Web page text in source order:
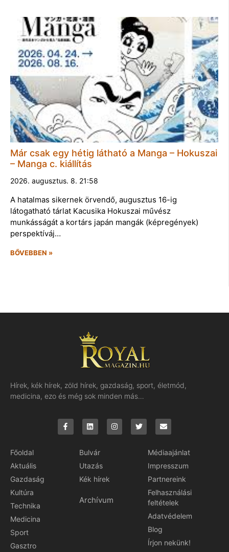
Már csak egy hétig látható a Manga – Hokuszai
– Manga c. kiállítás
2026. augusztus. 8. 21:58
A hatalmas sikernek örvendő, augusztus 16-ig
látogatható tárlat Kacusika Hokuszai művész
munkásságát a kortárs japán mangák (képregények)
perspektíváj…
BŐVEBBEN »
Hírek, kék hírek, zöld hírek, gazdaság, sport, életmód,
medicina, ezo és még sok minden más…
Főoldal
Aktuális
Gazdaság
Kultúra
Technika
Medicina
Sport
Gasztro
Bulvár
Utazás
Kék hírek
Archívum
Médiaajánlat
Impresszum
Partnereink
Felhasználási
feltételek
Adatvédelem
Blog
Írjon nekünk!